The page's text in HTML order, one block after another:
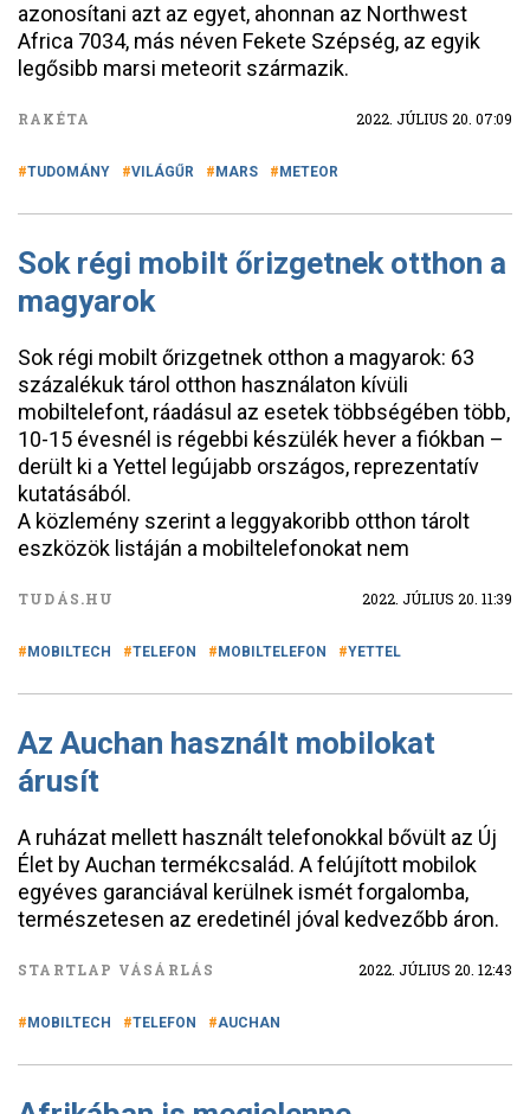
azonosítani azt az egyet, ahonnan az Northwest
Africa 7034, más néven Fekete Szépség, az egyik
legősibb marsi meteorit származik.
RAKÉTA 2022. JÚLIUS 20. 07:09
TUDOMÁNY VILÁGŰR MARS METEOR
Sok régi mobilt őrizgetnek otthon a
magyarok
Sok régi mobilt őrizgetnek otthon a magyarok: 63
százalékuk tárol otthon használaton kívüli
mobiltelefont, ráadásul az esetek többségében több,
10-15 évesnél is régebbi készülék hever a fiókban –
derült ki a Yettel legújabb országos, reprezentatív
kutatásából.
A közlemény szerint a leggyakoribb otthon tárolt
eszközök listáján a mobiltelefonokat nem
TUDÁS.HU 2022. JÚLIUS 20. 11:39
MOBILTECH TELEFON MOBILTELEFON YETTEL
Az Auchan használt mobilokat
árusít
A ruházat mellett használt telefonokkal bővült az Új
Élet by Auchan termékcsalád. A felújított mobilok
egyéves garanciával kerülnek ismét forgalomba,
természetesen az eredetinél jóval kedvezőbb áron.
STARTLAP VÁSÁRLÁS 2022. JÚLIUS 20. 12:43
MOBILTECH TELEFON AUCHAN